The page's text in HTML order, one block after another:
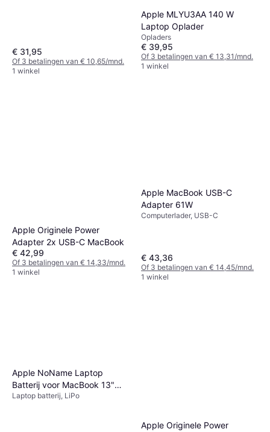
€ 31,95
Of 3 betalingen van € 10,65/mnd.
1 winkel
Apple MLYU3AA 140 W
Laptop Oplader
Opladers
€ 39,95
Of 3 betalingen van € 13,31/mnd.
1 winkel
Apple Originele Power
Adapter 2x USB-C MacBook
€ 42,99
Of 3 betalingen van € 14,33/mnd.
1 winkel
Apple MacBook USB-C
Adapter 61W
Computerlader, USB-C
€ 43,36
Of 3 betalingen van € 14,45/mnd.
1 winkel
Apple NoName Laptop
Batterij voor MacBook 13"
A1280
Laptop batterij, LiPo
Apple Originele Power